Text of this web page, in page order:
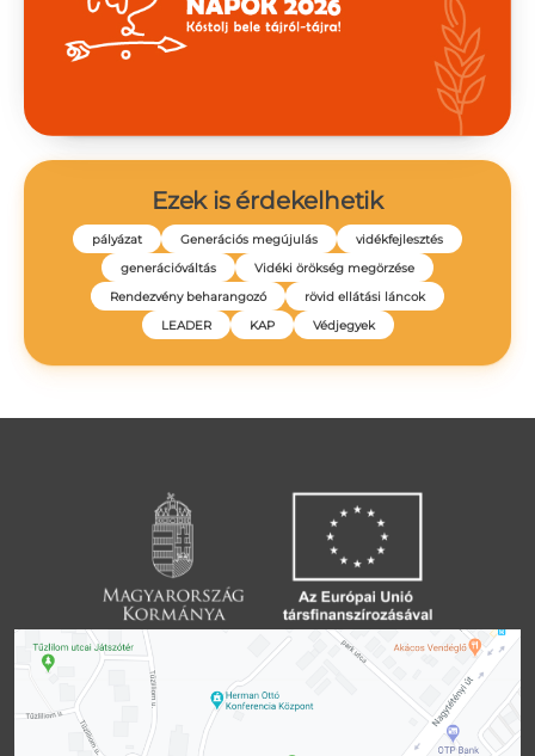
Ezek is érdekelhetik
pályázat Generációs megújulás
vidékfejlesztés
generációváltás
Vidéki örökség megörzése
Rendezvény beharangozó
rövid ellátási láncok
LEADER
KAP Védjegyek